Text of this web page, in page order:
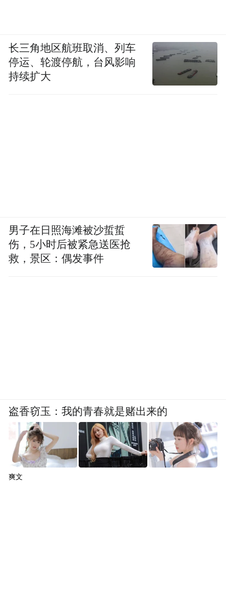
长三角地区航班取消、列车
停运、轮渡停航，台风影响
持续扩大
男子在日照海滩被沙蜇蜇
伤，5小时后被紧急送医抢
救，景区：偶发事件
盗香窃玉：我的青春就是赌出来的
爽文